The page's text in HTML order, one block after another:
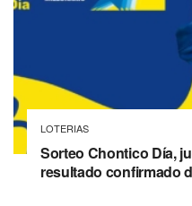
LOTERIAS
Sorteo Chontico Día,
resultado confirmado